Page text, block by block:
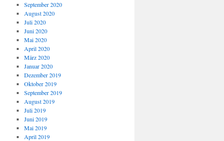
September 2020
August 2020
Juli 2020
Juni 2020
Mai 2020
April 2020
März 2020
Januar 2020
Dezember 2019
Oktober 2019
September 2019
August 2019
Juli 2019
Juni 2019
Mai 2019
April 2019